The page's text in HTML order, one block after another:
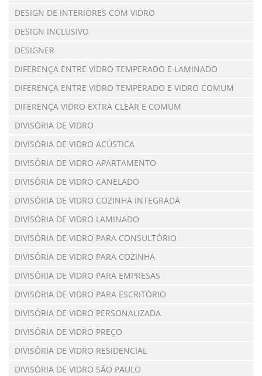
DESIGN DE INTERIORES COM VIDRO
DESIGN INCLUSIVO
DESIGNER
DIFERENÇA ENTRE VIDRO TEMPERADO E LAMINADO
DIFERENÇA ENTRE VIDRO TEMPERADO E VIDRO COMUM
DIFERENÇA VIDRO EXTRA CLEAR E COMUM
DIVISÓRIA DE VIDRO
DIVISÓRIA DE VIDRO ACÚSTICA
DIVISÓRIA DE VIDRO APARTAMENTO
DIVISÓRIA DE VIDRO CANELADO
DIVISÓRIA DE VIDRO COZINHA INTEGRADA
DIVISÓRIA DE VIDRO LAMINADO
DIVISÓRIA DE VIDRO PARA CONSULTÓRIO
DIVISÓRIA DE VIDRO PARA COZINHA
DIVISÓRIA DE VIDRO PARA EMPRESAS
DIVISÓRIA DE VIDRO PARA ESCRITÓRIO
DIVISÓRIA DE VIDRO PERSONALIZADA
DIVISÓRIA DE VIDRO PREÇO
DIVISÓRIA DE VIDRO RESIDENCIAL
DIVISÓRIA DE VIDRO SÃO PAULO